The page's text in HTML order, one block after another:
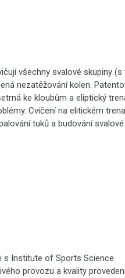
všechny svalové skupiny (s
nezatěžování kolen.
ke kloubům a eliptický
Cvičení na elitickém
tuků a budování
s Institute of Sports Science
provozu a kvality